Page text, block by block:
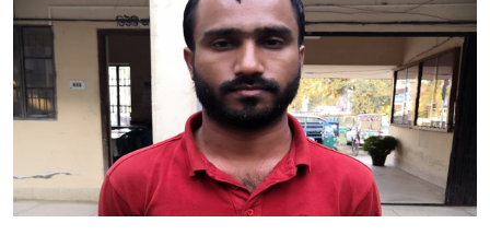
সম্পাদকীয় কলাম
ABOUT US
DIAL SYLHET